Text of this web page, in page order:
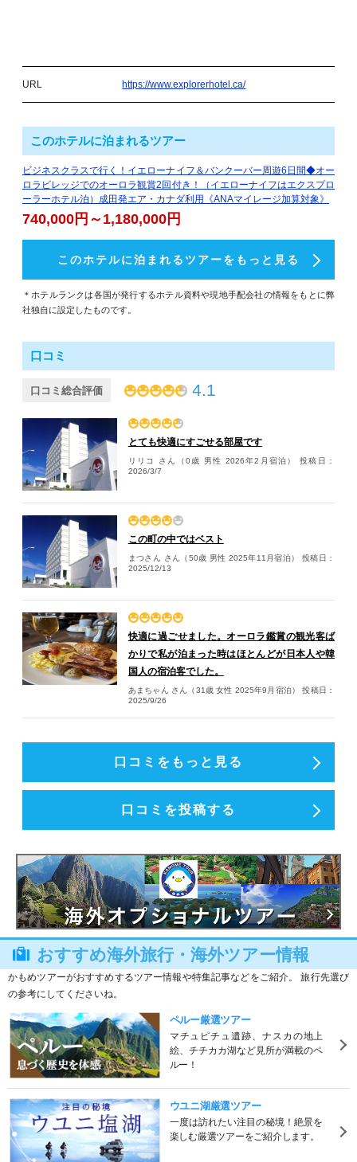
URL https://www.explorerhotel.ca/
このホテルに泊まれるツアー
ビジネスクラスで行く！イエローナイフ＆バンクーバー周遊6日間◆オー
ロラビレッジでのオーロラ観賞2回付き！（イエローナイフはエクスプロ
ーラーホテル泊）成田発エア・カナダ利用《ANAマイレージ加算対象》
740,000円～1,180,000円
このホテルに泊まれるツアーをもっと見る
＊ホテルランクは各国が発行するホテル資料や現地手配会社の情報をもとに弊
社独自に設定したものです。
口コミ
口コミ総合評価 4.1
とても快適にすごせる部屋です
リリコ さん（0歳 男性 2026年2月宿泊）
投稿日：
2026/3/7
この町の中ではベスト
まつさん さん（50歳 男性 2025年11月宿泊）
投稿日：
2025/12/13
快適に過ごせました。オーロラ鑑賞の観光客ば
かりで私が泊まった時はほとんどが日本人や韓
国人の宿泊客でした。
あまちゃん さん（31歳 女性 2025年9月宿泊）
投稿日：
2025/9/26
口コミをもっと見る
口コミを投稿する
おすすめ海外旅行・海外ツアー情報
かもめツアーがおすすめするツアー情報や特集記事などをご紹介。 旅行先選び
の参考にしてくださいね。
ペルー厳選ツアー
マチュピチュ遺跡、ナスカの地上
絵、チチカカ湖など見所が満載のペ
ルー！
ウユニ湖厳選ツアー
一度は訪れたい注目の秘境！絶景を
楽しむ厳選ツアーをご紹介します。